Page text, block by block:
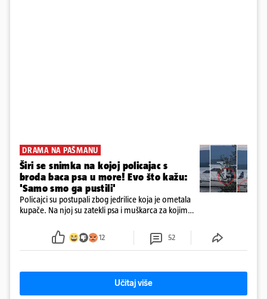
DRAMA NA PAŠMANU
Širi se snimka na kojoj policajac s
broda baca psa u more! Evo što kažu:
'Samo smo ga pustili'
Policajci su postupali zbog jedrilice koja je ometala
kupače. Na njoj su zatekli psa i muškarca za kojim
ga uhitili, a psa je preuzeo komunalni redar
12 52
Učitaj više